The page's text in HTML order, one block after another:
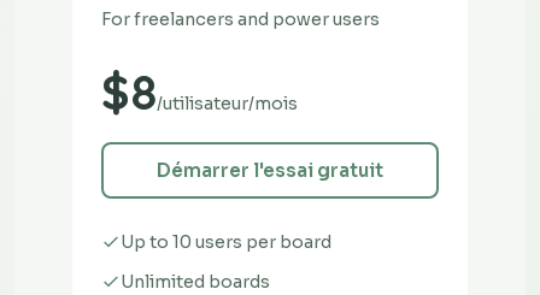
For freelancers and power users
$8/utilisateur/mois
Démarrer l'essai gratuit
Up to 10 users per board
Unlimited boards